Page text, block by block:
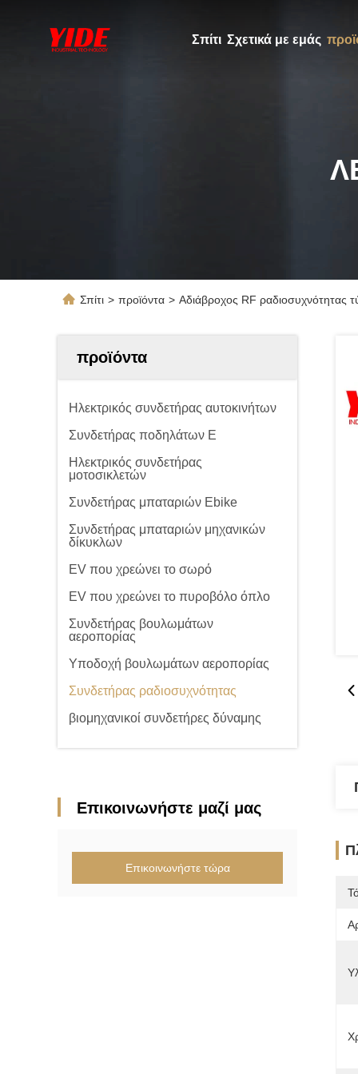
Σπίτι Σχετικά με εμάς
Σπίτι > προϊόντα > Αδιάβροχος RF
προϊόντα
Ηλεκτρικός συνδετήρας αυτοκινήτων
Συνδετήρας ποδηλάτων Ε
Ηλεκτρικός συνδετήρας
μοτοσικλετών
Συνδετήρας μπαταριών Ebike
Συνδετήρας μπαταριών μηχανικών
δίκυκλων
EV που χρεώνει το σωρό
EV που χρεώνει το πυροβόλο όπλο
Συνδετήρας βουλωμάτων
αεροπορίας
Υποδοχή βουλωμάτων αεροπορίας
Συνδετήρας ραδιοσυχνότητας
βιομηχανικοί συνδετήρες δύναμης
Επικοινωνήστε μαζί μας
Επικοινωνήστε τώρα